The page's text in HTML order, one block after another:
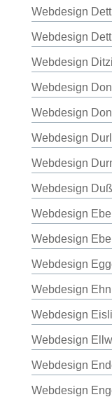
Webdesign
Webdesign
Webdesign
Webdesign
Webdesign
Webdesign
Webdesign
Webdesign
Webdesign
Webdesign
Webdesign
Webdesign
Webdesign
Webdesign
Webdesign
Webdesign